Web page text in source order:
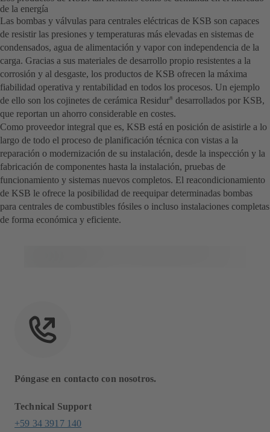
de la energía
Las bombas y válvulas para centrales eléctricas de KSB son capaces
de resistir las presiones y temperaturas más elevadas en sistemas de
condensados, agua de alimentación y vapor con independencia de la
carga. Gracias a sus materiales de desarrollo propio resistentes a la
corrosión y al desgaste, los productos de KSB ofrecen la máxima
fiabilidad operativa y rentabilidad en todos los procesos. Un ejemplo
de ello son los cojinetes de cerámica Residur® desarrollados por KSB,
que reportan un ahorro considerable en costes.
Como proveedor integral que es, KSB está en posición de asistirle a lo
largo de todo el proceso de planificación técnica con vistas a la
reparación o modernización de su instalación, desde la inspección y la
fabricación de componentes hasta la instalación, pruebas de
funcionamiento y sistemas nuevos completos. El reacondicionamiento
de KSB le ofrece la posibilidad de reequipar determinadas bombas
para centrales de combustibles fósiles o incluso instalaciones completas
de forma económica y eficiente.
Póngase en contacto con nosotros.
Technical Support
+59 34 3917 140